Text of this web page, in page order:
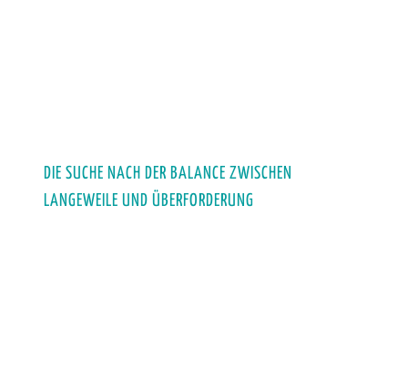
DIE SUCHE NACH DER BALANCE ZWISCHEN
LANGEWEILE UND ÜBERFORDERUNG